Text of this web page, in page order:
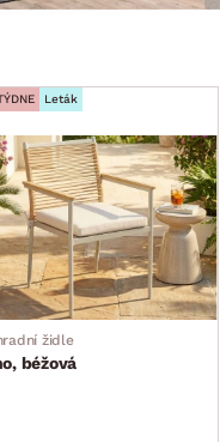
Leták
židle
béžová